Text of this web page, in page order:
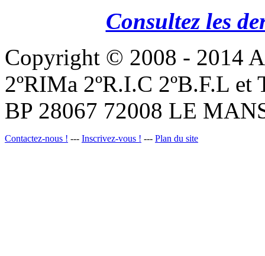
Consultez les
Copyright © 2008 - 2014
2ºRIMa 2ºR.I.C 2ºB.F.L
BP 28067 72008 LE
Contactez-nous ! --- Inscrivez-vous ! --- Plan du site